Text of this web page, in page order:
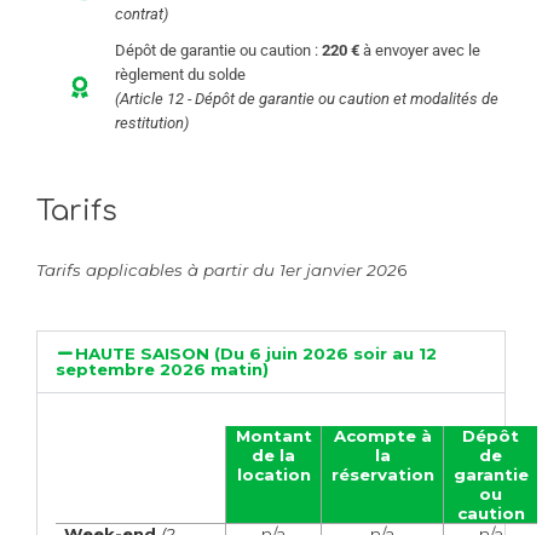
contrat)
Dépôt de garantie ou caution : 220 €à envoyer avec le
règlement du solde
(Article 12 - Dépôt de garantie ou caution et modalités de
restitution)
Tarifs
Tarifs applicables à partir du 1er janvier 2026
HAUTE SAISON (Du 6 juin 2026 soir au 12
septembre 2026 matin)
Montant
de la
location
Acompte à
la
réservation
Dépôt
de
garantie
ou
caution